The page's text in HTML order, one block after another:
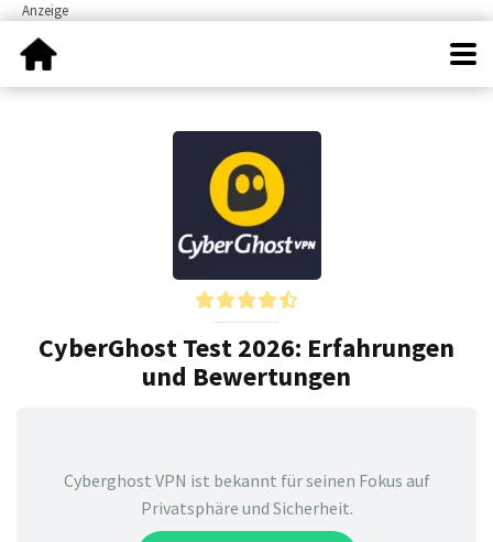
CyberGhost Test 2026: Erfahrungen
und Bewertungen
Cyberghost VPN ist bekannt für seinen Fokus auf
Privatsphäre und Sicherheit.